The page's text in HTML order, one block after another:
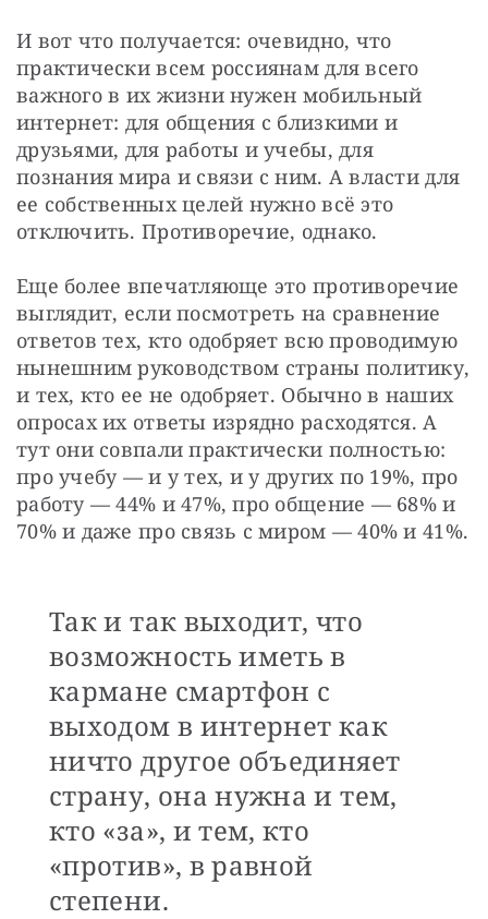
И вот что получается: очевидно, что
практически всем россиянам для всего
важного в их жизни нужен мобильный
интернет: для общения с близкими и
друзьями, для работы и учебы, для
познания мира и связи с ним. А власти для
ее собственных целей нужно всё это
отключить. Противоречие, однако.
Еще более впечатляюще это противоречие
выглядит, если посмотреть на сравнение
ответов тех, кто одобряет всю проводимую
нынешним руководством страны политику,
и тех, кто ее не одобряет. Обычно в наших
опросах их ответы изрядно расходятся. А
тут они совпали практически полностью:
про учебу — и у тех, и у других по 19%, про
работу — 44% и 47%, про общение — 68% и
Так и так выходит, что
возможность иметь в
кармане смартфон с
выходом в интернет как
ничто другое объединяет
страну, она нужна и тем,
кто «за», и тем, кто
«против», в равной
степени.